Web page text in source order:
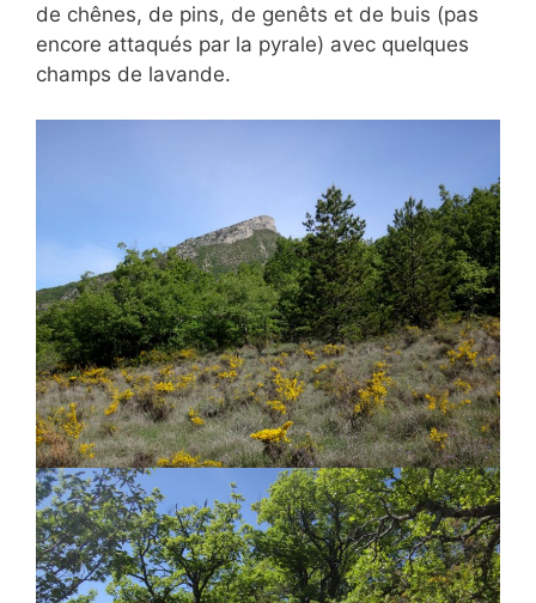
de chênes, de pins, de genêts et de buis (pas
encore attaqués par la pyrale) avec quelques
champs de lavande.